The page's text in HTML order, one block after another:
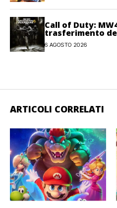
Call of Duty:
trasferimento
Warzone e Black
6 AGOSTO 2026
ARTICOLI CORRELATI